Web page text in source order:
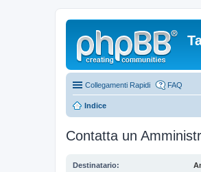
Collegamenti Rapidi FAQ
Indice
Contatta un
Destinatario: